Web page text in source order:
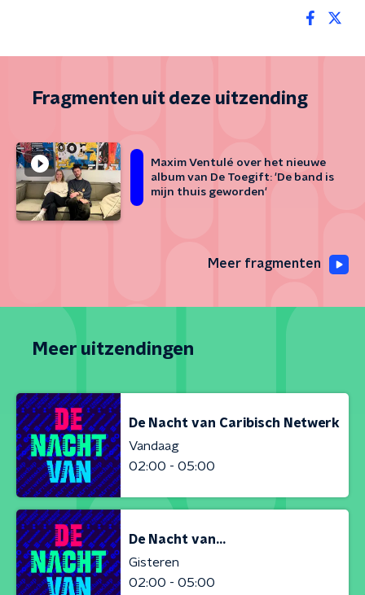
Fragmenten uit deze uitzending
Maxim Ventulé over het nieuwe
album van De Toegift: 'De band is
mijn thuis geworden'
Meer fragmenten
Meer uitzendingen
De Nacht van Caribisch Netwerk
Vandaag
02:00 - 05:00
De Nacht van...
Gisteren
02:00 - 05:00